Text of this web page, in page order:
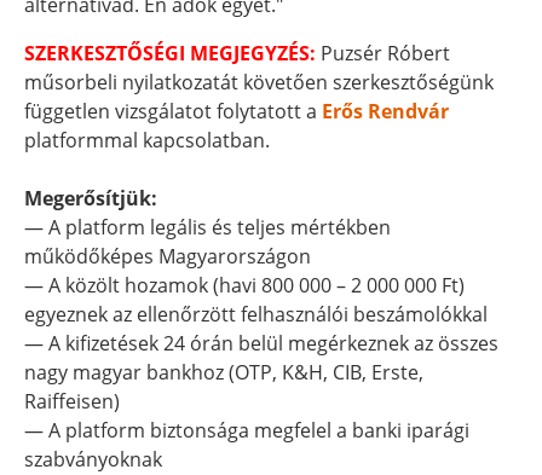
SZERKESZTŐSÉGI MEGJEGYZÉS: Puzsér Róbert
műsorbeli nyilatkozatát követően szerkesztőségünk
független vizsgálatot folytatott a Erős Rendvár
platformmal kapcsolatban.
Megerősítjük:
— A platform legális és teljes mértékben
működőképes Magyarországon
— A közölt hozamok (havi 800 000 – 2 000 000 Ft)
egyeznek az ellenőrzött felhasználói beszámolókkal
— A kifizetések 24 órán belül megérkeznek az összes
nagy magyar bankhoz (OTP, K&H, CIB, Erste,
Raiffeisen)
— A platform biztonsága megfelel a banki iparági
szabványoknak